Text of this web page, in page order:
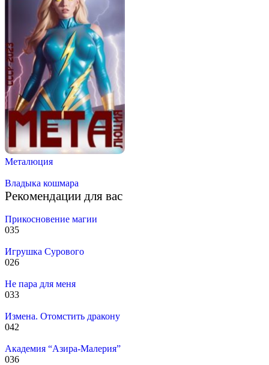
Металюция
Владыка кошмара
Рекомендации для вас
Прикосновение магии
035
Игрушка Сурового
026
Не пара для меня
033
Измена. Отомстить дракону
042
Академия “Азира-Малерия”
036